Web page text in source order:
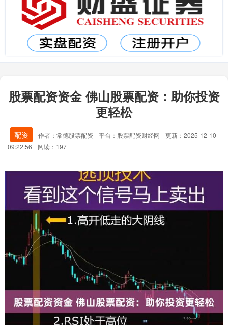
股票配资资金 佛山股票配资：助你投资
更轻松
配资 作者：常德股票配资 平台：股票配资财经网
更新：2025-12-10
09:22:56
阅读：197